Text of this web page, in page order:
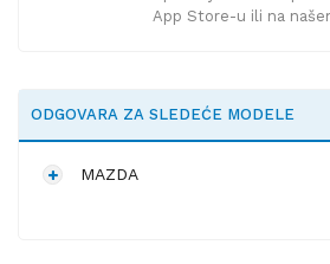
App Store-u ili na
ODGOVARA ZA SLEDEĆE MODELE
MAZDA